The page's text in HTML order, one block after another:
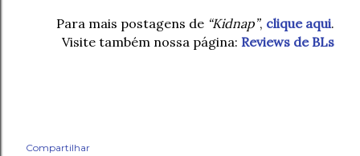
Para mais postagens de “Kidnap”, clique aqui.
Visite também nossa página: Reviews de BLs
Compartilhar